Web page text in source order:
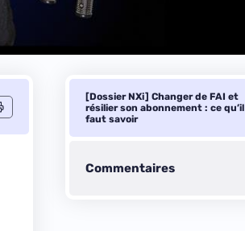
[Dossier NXi] Changer de FAI et
résilier son abonnement : ce qu’il
faut savoir
Commentaires